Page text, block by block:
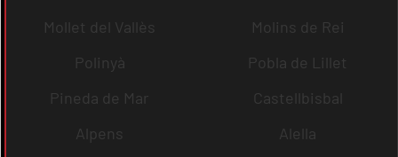
Mollet del Vallès
Molins de Rei
Polinyà
Pobla de Lillet
Pineda de Mar
Castellbisbal
Alpens
Alella